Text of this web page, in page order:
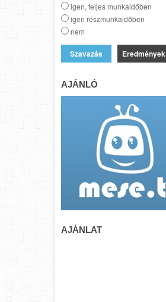
igen, teljes munkaidőben
igen részmunkaidőben
nem
Eredmények
AJÁNLÓ
AJÁNLAT